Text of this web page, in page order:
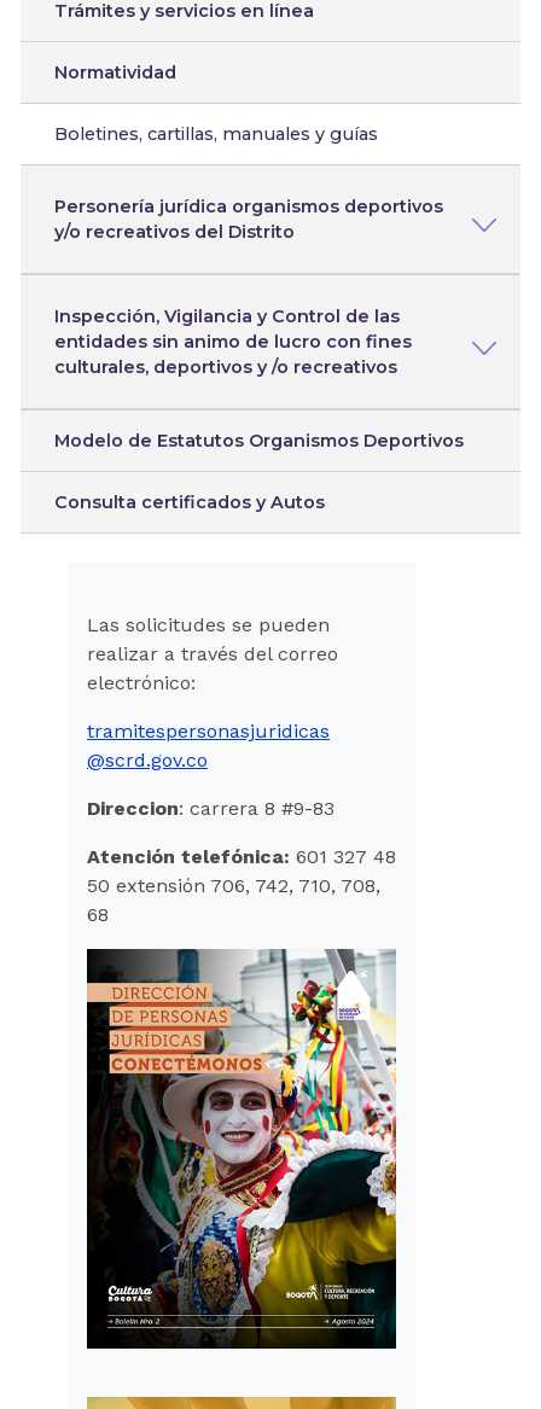
Trámites y servicios en línea
Normatividad
Boletines, cartillas, manuales y guías
Personería jurídica organismos deportivos
y/o recreativos del Distrito
Inspección, Vigilancia y Control de las
entidades sin animo de lucro con fines
culturales, deportivos y /o recreativos
Modelo de Estatutos Organismos Deportivos
Consulta certificados y Autos
Las solicitudes se pueden
realizar a través del correo
electrónico:
tramitespersonasjuridicas
@scrd.gov.co
Direccion: carrera 8 #9-83
Atención telefónica: 601 327 48
50 extensión 706, 742, 710, 708,
68